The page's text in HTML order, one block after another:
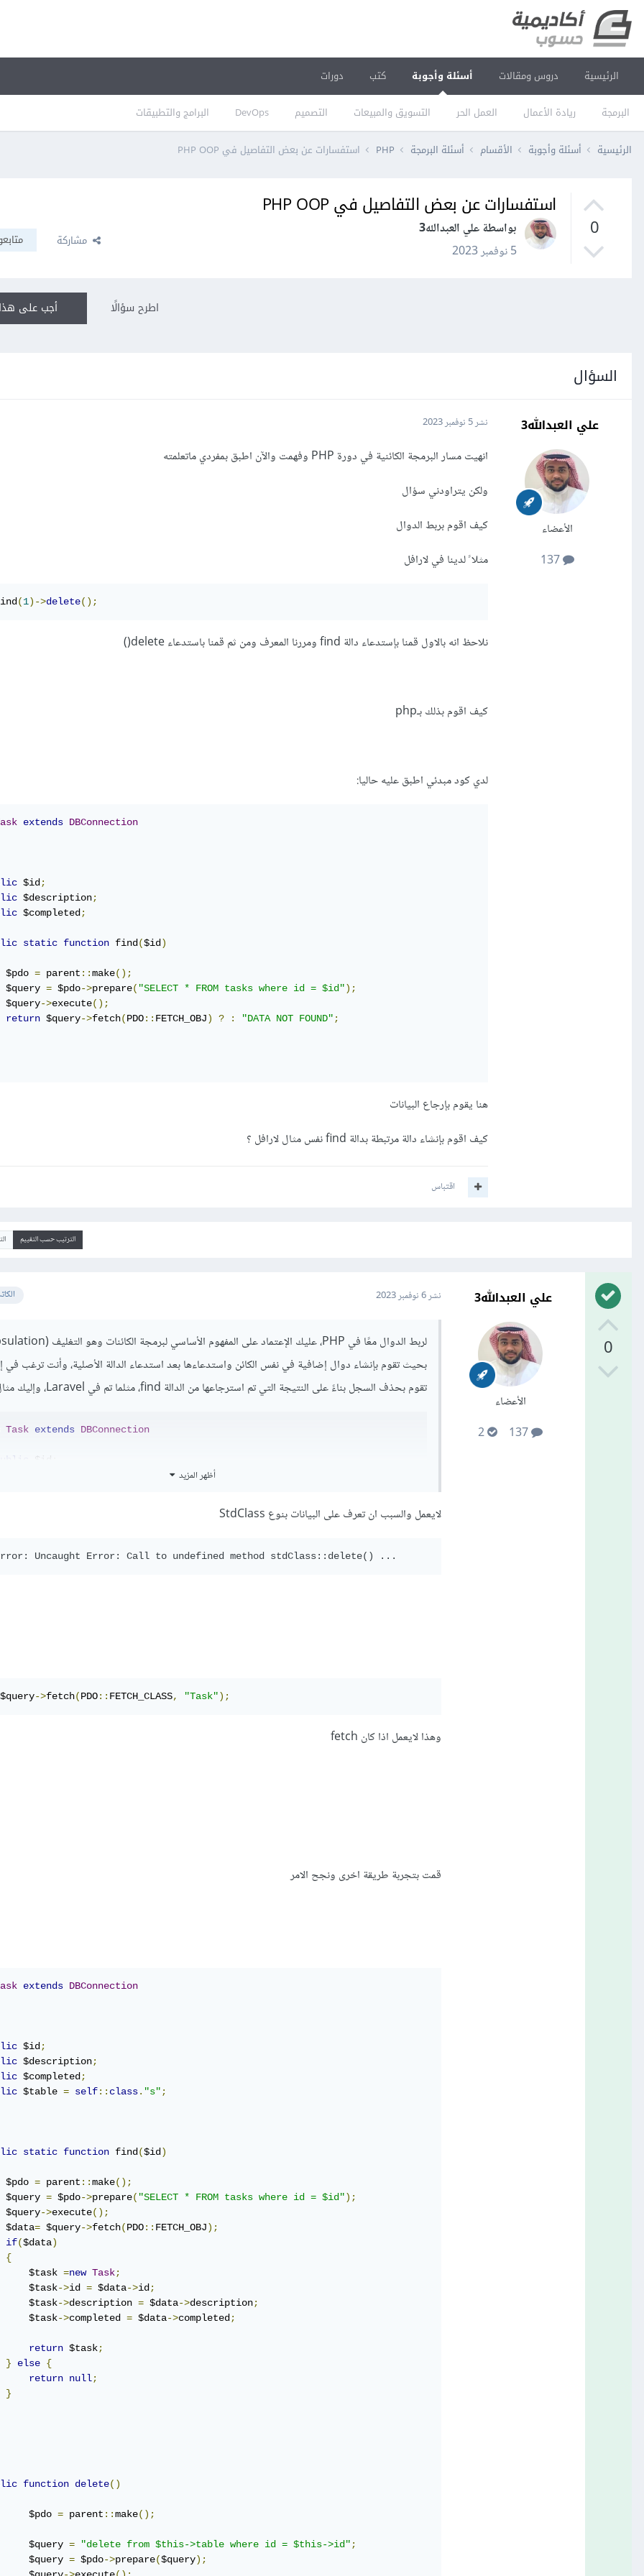
الرئيسية دروس ومقالات أسئلة وأجوبة
البرمجة ريادة الأعمال العمل الحر التسويق والمبيعات التصميم DevOps البرامج والتطبيقات
كتب دورات
الرئيسية أسئلة وأجوبة الأقسام أسئلة البرمجة PHP استفسارات عن بعض التفاصيل في PHP OOP
0
استفسارات عن بعض التفاصيل في PHP OOP
بواسطة علي العبدالله3
5 نوفمبر 2023
مشاركة
أجب على اطرح سؤالًا
السؤال
علي العبدالله3
الأعضاء
137
نشر5 نوفمبر 2023
انهيت مسار البرمجة الكائنية في دورة PHP وفهمت والآن اطبق بمفردي ماتعلمته
ولكن يتراودني سؤال
كيف اقوم بربط الدوال
مثلا ً لدينا في لارافل
(1)->delete();
نلاحظ انه بالاول قمنا بإستدعاء دالة find ومررنا المعرف ومن ثم قمنا باستدعاء delete()
كيف اقوم بذلك بـphp
لدي كود مبدئي اطبق عليه حاليا:
extends DBConnection
$id ;
$description;
$completed ;
static function find ($id )
$pdo
= parent ::make();
$query
= $pdo->prepare( "SELECT * FROM tasks where id = $id");
$query
->execute();
return $query->fetch(PDO:: FETCH_OBJ) ? : "DATA NOT FOUND" ;
هنا يقوم بإرجاع البيانات
كيف اقوم بإنشاء دالة مرتبطة بدالة find نفس مثال لارافل ؟
اقتباس
الترتيب حسب التقييم
0
علي العبدالله3
الأعضاء
نشر6 نوفمبر 2023
بحيث تقوم بإنشاء دوال إضافية في نفس الكائن واستدعاءها بعد استدعاء الدالة الأصلية، وأنت ترغب في
تقوم بحذف السجل بناءً على النتيجة التي تم استرجاعها من الدالة find، مثلما تم في Laravel، وإليك مثال:
Task extends DBConnection
public
$id
$pdo
parent
();
$query
= $pdo -> prepare("DELETE FROM tasks where id = ?"
أظهر المزيد
لايعمل والسبب ان تعرف على البيانات بنوع StdClass
Uncaught Error: Call to undefined method stdClass::delete() ...
$query->fetch(PDO:: FETCH_CLASS, "Task");
وهذا لايعمل اذا كان fetch
قمت بتجربة طريقة اخرى ونجح الامر
extends DBConnection
$id;
$description;
$completed;
$table = self:: class. "s";
static function find($id)
$pdo
= parent ::make();
$query
= $pdo->prepare( "SELECT * FROM tasks where id = $id");
$query
->execute();
$data
= $query->fetch(PDO:: FETCH_OBJ);
if($data)
{
$task
=new Task;
$task
->id = $data->id;
$task
->description = $data->description;
$task
->completed = $data->completed;
return $task;
}
else {
return null;
}
function delete()
$pdo
= parent ::make();
$query
= "delete from $this->table where id = $this->id";
$query
= $pdo->prepare($query);